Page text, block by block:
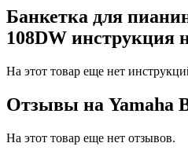
Банкетка для
108DW инструкция
На этот товар еще нет
Отзывы на Yamaha
На этот товар еще нет отзывов.